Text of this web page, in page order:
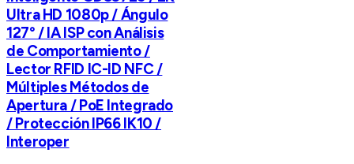
Ultra HD 1080p / Ángulo
127° / IA ISP con Análisis
de Comportamiento /
Lector RFID IC-ID NFC /
Múltiples Métodos de
Apertura / PoE Integrado
/ Protección IP66 IK10 /
Interoper